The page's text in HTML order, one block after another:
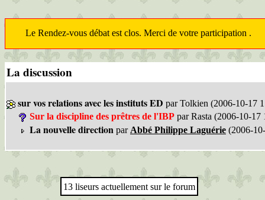
Le Rendez-vous débat est clos. Merci de votre participation .
La discussion
sur vos relations avec les instituts ED par Tolkien (2006-10-17
Sur la discipline des prêtres de l'IBP par Rasta (2006-10-17
La nouvelle direction par Abbé Philippe Laguérie (2006-
13 liseurs actuellement sur le forum